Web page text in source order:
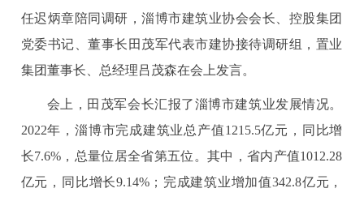
任迟炳章陪同调研，淄博市建筑业协会会长、控股集团
党委书记、董事长田茂军代表市建协接待调研组，置业
集团董事长、总经理吕茂森在会上发言。
会上，田茂军会长汇报了淄博市建筑业发展情况。
2022年，淄博市完成建筑业总产值1215.5亿元，同比增
长7.6%，总量位居全省第五位。其中，省内产值1012.28
亿元，同比增长9.14%；完成建筑业增加值342.8亿元，